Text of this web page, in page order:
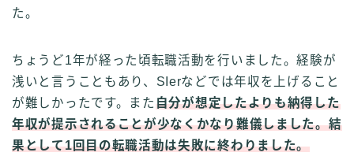
た。
ちょうど1年が経った頃転職活動を行いました。経験が
浅いと言うこともあり、SIerなどでは年収を上げること
が難しかったです。また自分が想定したよりも納得した
年収が提示されることが少なくかなり難儀しました。結
果として1回目の転職活動は失敗に終わりました。